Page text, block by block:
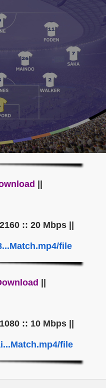
:: 20 Mbps ||
file
:: 10 Mbps ||
file